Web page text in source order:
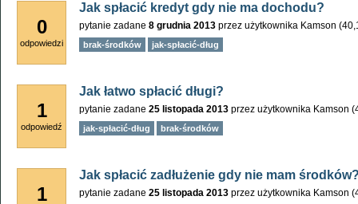
0
odpowiedzi
Jak spłacić kredyt gdy nie ma dochodu?
pytanie zadane 8 grudnia 2013 przez użytkownika Kamson (
brak-środków jak-spłacić-dług
1
odpowiedź
Jak łatwo spłacić długi?
pytanie zadane 25 listopada 2013 przez użytkownika Kamson (
jak-spłacić-dług brak-środków
1
Jak spłacić zadłużenie gdy nie mam
pytanie zadane 25 listopada 2013 przez użytkownika Kamson (